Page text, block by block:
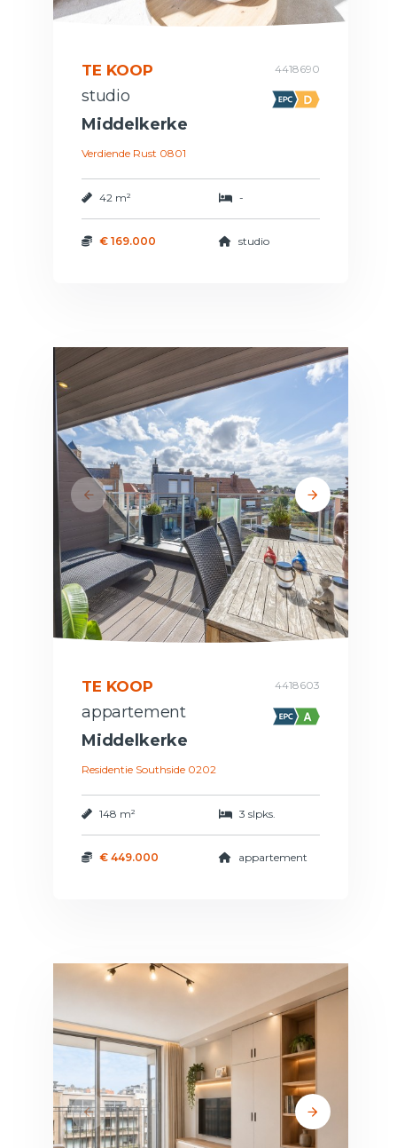
TE KOOP 4418690
studio
Middelkerke
Verdiende Rust 0801
42 m² -
€ 169.000 studio
TE KOOP 4418603
appartement
Middelkerke
Residentie Southside 0202
148 m² 3 slpks.
€ 449.000 appartement